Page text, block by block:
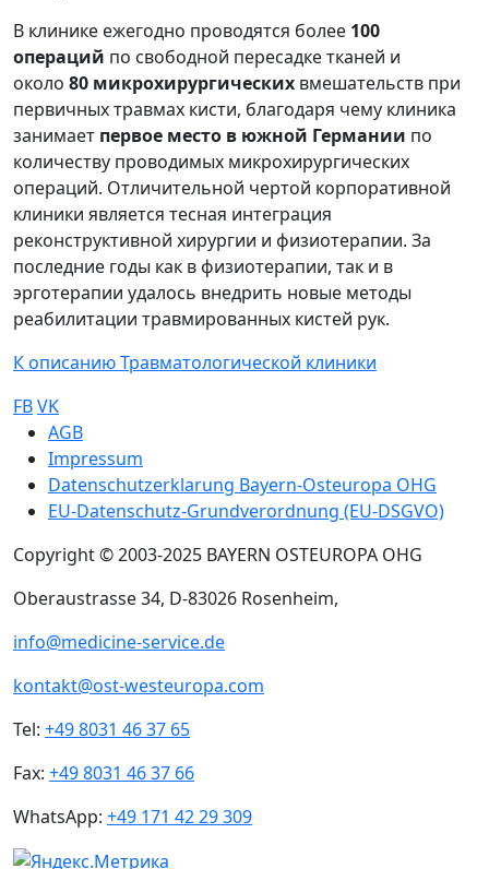
В клинике ежегодно проводятся более 100
операций по свободной пересадке тканей и
около 80 микрохирургических вмешательств при
первичных травмах кисти, благодаря чему клиника
занимает первое место в южной Германии по
количеству проводимых микрохирургических
операций. Отличительной чертой корпоративной
клиники является тесная интеграция
реконструктивной хирургии и физиотерапии. За
последние годы как в физиотерапии, так и в
эрготерапии удалось внедрить новые методы
реабилитации травмированных кистей рук.
К описанию Травматологической клиники
FBVK
Sub footer
AGB
Impressum
Datenschutzerklarung Bayern-Osteuropa OHG
EU-Datenschutz-Grundverordnung (EU-DSGVO)
Copyright © 2003-2025 BAYERN OSTEUROPA OHG
Oberaustrasse 34, D-83026 Rosenheim,
info@medicine-service.de
kontakt@ost-westeuropa.com
Tel: +49 8031 46 37 65
Fax: +49 8031 46 37 66
WhatsApp: +49 171 42 29 309